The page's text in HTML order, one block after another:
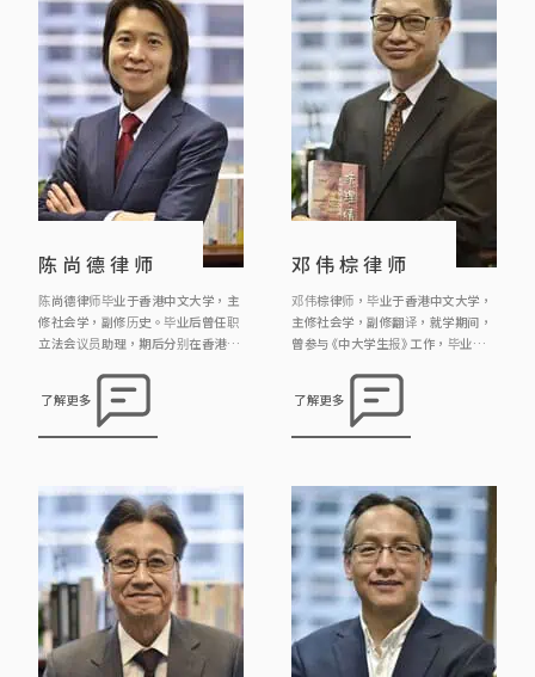
伤、交通意外中受伤、 […]
陈尚德律师
陈尚德律师毕业于香港中文大学，主
修社会学，副修历史。毕业后曾任职
立法会议员助理，期后分别在香港大
律，现为《邓王周廖成利律师行》合
伙人。陈律师希望透过法律工作维护
人权，曾参与多宗司法覆核案例，包
宪法赋与之投票权等。
了解更多
邓伟棕律师
邓伟棕律师，毕业于香港中文大学，
主修社会学，副修翻译，就学期间，
曾参与《中大学生报》工作，毕业后
法律，成为律师。 邓律师热衷参与公
共事务，曾参与多宗司法覆核案例，
包括代表囚犯成功争取囚犯应有宪法
裁处的诉讼，又为区议会及民政事务
处讲解有关大厦物业管理的法律。
了解更多